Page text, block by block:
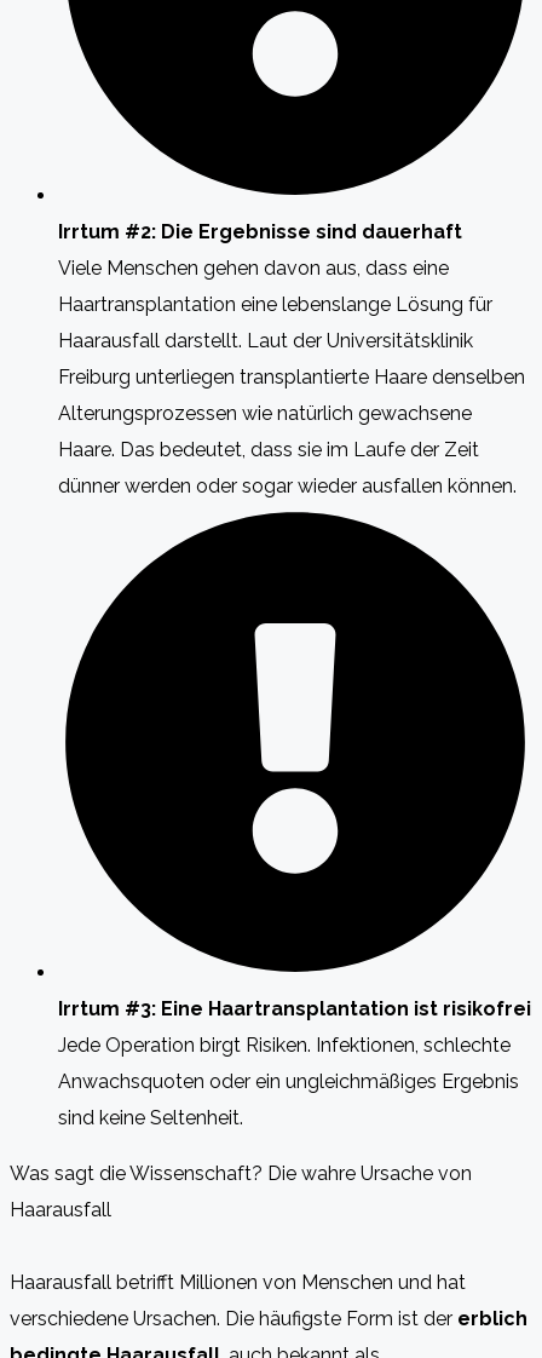
Irrtum #2: Die Ergebnisse sind dauerhaft
Viele Menschen gehen davon aus, dass eine
Haartransplantation eine lebenslange Lösung für
Haarausfall darstellt. Laut der Universitätsklinik
Freiburg unterliegen transplantierte Haare denselben
Alterungsprozessen wie natürlich gewachsene
Haare. Das bedeutet, dass sie im Laufe der Zeit
dünner werden oder sogar wieder ausfallen können.
Irrtum #3: Eine Haartransplantation ist risikofrei
Jede Operation birgt Risiken. Infektionen, schlechte
Anwachsquoten oder ein ungleichmäßiges Ergebnis
sind keine Seltenheit.
Was sagt die Wissenschaft? Die wahre Ursache von
Haarausfall
Haarausfall betrifft Millionen von Menschen und hat
verschiedene Ursachen. Die häufigste Form ist der erblich